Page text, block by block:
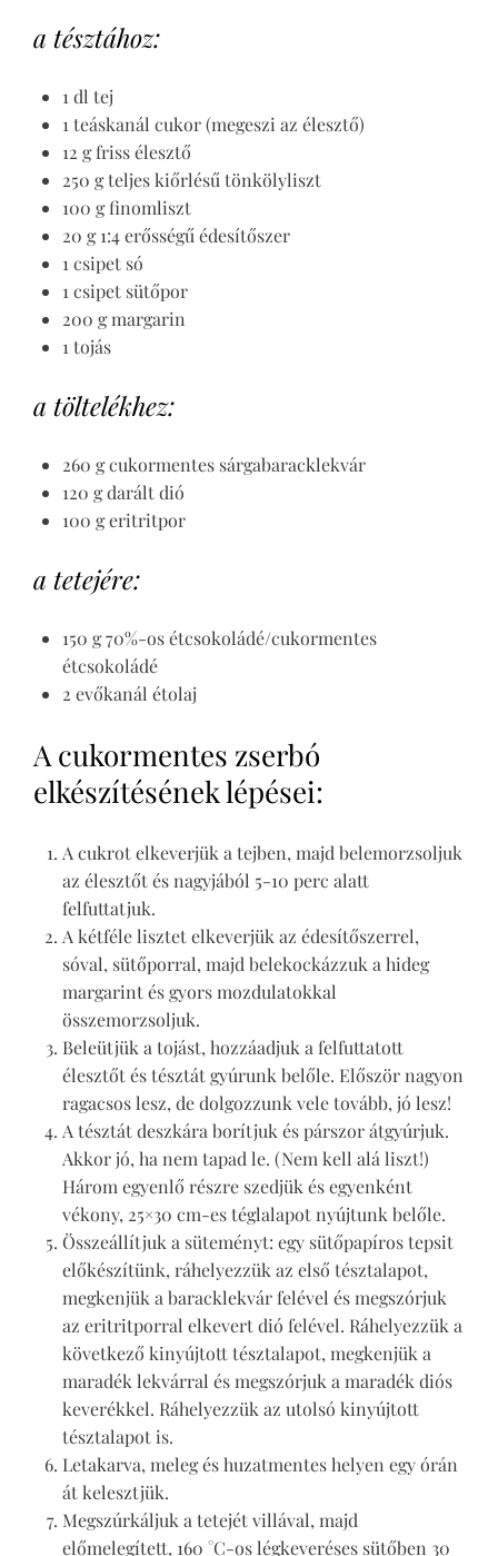
a tésztához:
1 dl tej
1 teáskanál cukor (megeszi az élesztő)
12 g friss élesztő
250 g teljes kiőrlésű tönkölyliszt
100 g finomliszt
20 g 1:4 erősségű édesítőszer
1 csipet só
1 csipet sütőpor
200 g margarin
1 tojás
a töltelékhez:
260 g cukormentes sárgabaracklekvár
120 g darált dió
100 g eritritpor
a tetejére:
150 g 70%-os étcsokoládé/cukormentes
étcsokoládé
2 evőkanál étolaj
A cukormentes zserbó
elkészítésének lépései:
A cukrot elkeverjük a tejben, majd belemorzsoljuk
az élesztőt és nagyjából 5-10 perc alatt
felfuttatjuk.
A kétféle lisztet elkeverjük az édesítőszerrel,
sóval, sütőporral, majd belekockázzuk a hideg
margarint és gyors mozdulatokkal
összemorzsoljuk.
Beleütjük a tojást, hozzáadjuk a felfuttatott
élesztőt és tésztát gyúrunk belőle. Először nagyon
ragacsos lesz, de dolgozzunk vele tovább, jó lesz!
A tésztát deszkára borítjuk és párszor átgyúrjuk.
Akkor jó, ha nem tapad le. (Nem kell alá liszt!)
Három egyenlő részre szedjük és egyenként
vékony, 25×30 cm-es téglalapot nyújtunk belőle.
Összeállítjuk a süteményt: egy sütőpapíros tepsit
előkészítünk, ráhelyezzük az első tésztalapot,
megkenjük a baracklekvár felével és megszórjuk
az eritritporral elkevert dió felével. Ráhelyezzük a
következő kinyújtott tésztalapot, megkenjük a
maradék lekvárral és megszórjuk a maradék diós
keverékkel. Ráhelyezzük az utolsó kinyújtott
tésztalapot is.
Letakarva, meleg és huzatmentes helyen egy órán
át kelesztjük.
Megszúrkáljuk a tetejét villával, majd
előmelegített, 160 °C-os légkeveréses sütőben 30